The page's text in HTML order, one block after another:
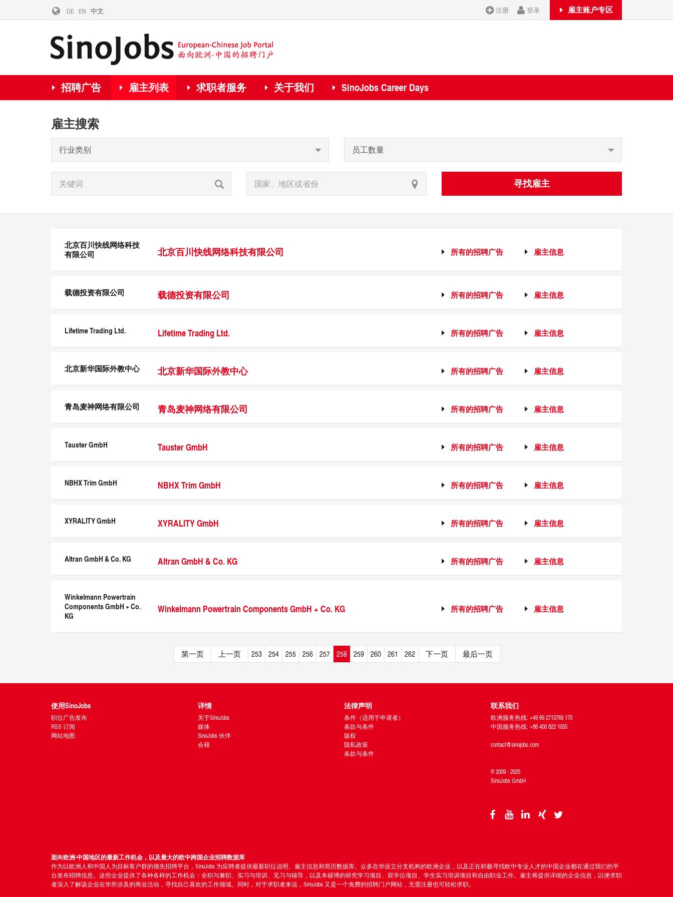
招聘广告 雇主列表 求职者服务 关于我们 SinoJobs Career Days
雇主账户专区
注册 登录
DE EN 中文
雇主搜索
行业类别 员工数量
寻找雇主
北京百川快线网络科技
有限公司
北京百川快线网络科技有限公司 所有的招聘广告 雇主信息
载德投资有限公司 载德投资有限公司 所有的招聘广告 雇主信息
Lifetime Trading Ltd. Lifetime Trading Ltd. 所有的招聘广告 雇主信息
北京新华国际外教中心 北京新华国际外教中心 所有的招聘广告 雇主信息
青岛麦神网络有限公司 青岛麦神网络有限公司 所有的招聘广告 雇主信息
Tauster GmbH Tauster GmbH 所有的招聘广告 雇主信息
NBHX Trim GmbH NBHX Trim GmbH 所有的招聘广告 雇主信息
XYRALITY GmbH XYRALITY GmbH 所有的招聘广告 雇主信息
Altran GmbH & Co. KG Altran GmbH & Co. KG 所有的招聘广告 雇主信息
Winkelmann Powertrain
Components GmbH + Co.
KG
Winkelmann Powertrain Components GmbH + Co. KG 所有的招聘广告 雇主信息
第一页 上一页 253 254 255 256 257 258 259 260 261 262 下一页 最后一页
使用SinoJobs
职位广告发布
RSS 订阅
网站地图
详情
关于SinoJobs
媒体
SinoJobs 伙伴
会籍
法律声明
条件（适用于申请者）
条款与条件
版权
隐私政策
条款与条件
联系我们
欧洲服务热线: +49 69 2713769 170
中国服务热线: +86 400 822 1055
contact@sinojobs.com
© 2009 - 2025
SinoJobs GmbH
面向欧洲-中国地区的最新工作机会，以及最大的欧中跨国企业招聘数据库
作为以欧洲人和中国人为目标客户群的领先招聘平台，SinoJobs 为应聘者提供最新职位说明、雇主信息和简历数据库。众多在华设立分支机构的欧洲企业，以及正在积极寻找欧中专业人才的中国企业都在通过我们的平
台发布招聘信息。这些企业提供了各种各样的工作机会：全职与兼职、实习与培训、见习与辅导，以及本硕博的研究学习项目、双学位项目、学生实习培训项目和自由职业工作。雇主将提供详细的企业信息，以便求职
者深入了解该企业在华所涉及的商业活动，寻找自己喜欢的工作领域。同时，对于求职者来说，SinoJobs 又是一个免费的招聘门户网站，无需注册也可轻松求职。